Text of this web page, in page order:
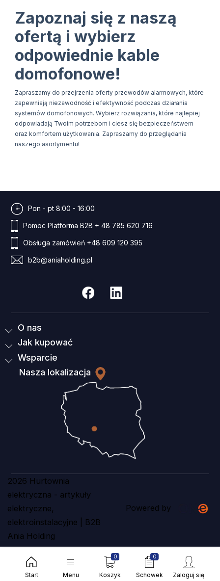
Zapoznaj się z naszą
ofertą i wybierz
odpowiednie kable
domofonowe!
Zapraszamy do przejrzenia oferty przewodów alarmowych, które
zapewniają niezawodność i efektywność podczas działania
systemów domofonowych. Wybierz rozwiązania, które najlepiej
odpowiadają Twoim potrzebom i ciesz się bezpieczeństwem
oraz komfortem użytkowania. Zapraszamy do przeglądania
naszego asortymentu!
Pon - pt 8:00 - 16:00
Pomoc Platforma B2B + 48 785 620 716
Obsługa zamówień +48 609 120 395
b2b@aniaholding.pl
O nas
Jak kupować
Wsparcie
Nasza lokalizacja
2026 Hurtownia
elektryczna - artykuły
elektryczne,
elektroinstalacyjne | B2B
Ania Holding
Powered by
Start Menu
0
Koszyk
0
Schowek Zaloguj się